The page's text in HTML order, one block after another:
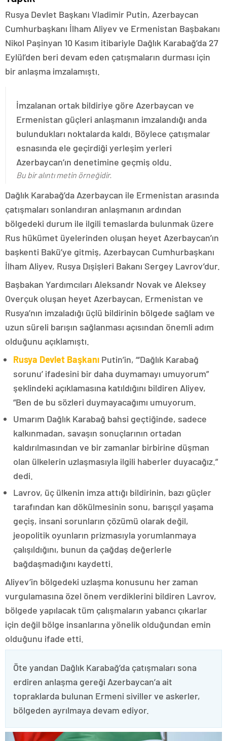
Rusya Devlet Başkanı Vladimir Putin, Azerbaycan
Cumhurbaşkanı İlham Aliyev ve Ermenistan Başbakanı
Nikol Paşinyan 10 Kasım itibariyle Dağlık Karabağ’da 27
Eylül’den beri devam eden çatışmaların durması için
bir anlaşma imzalamıştı.
İmzalanan ortak bildiriye göre Azerbaycan ve
Ermenistan güçleri anlaşmanın imzalandığı anda
bulundukları noktalarda kaldı. Böylece çatışmalar
esnasında ele geçirdiği yerleşim yerleri
Azerbaycan’ın denetimine geçmiş oldu.
Bu bir alıntı metin örneğidir.
Dağlık Karabağ’da Azerbaycan ile Ermenistan arasında
çatışmaları sonlandıran anlaşmanın ardından
bölgedeki durum ile ilgili temaslarda bulunmak üzere
Rus hükümet üyelerinden oluşan heyet Azerbaycan’ın
başkenti Bakü’ye gitmiş, Azerbaycan Cumhurbaşkanı
İlham Aliyev, Rusya Dışişleri Bakanı Sergey Lavrov’dur.
Başbakan Yardımcıları Aleksandr Novak ve Aleksey
Overçuk oluşan heyet Azerbaycan, Ermenistan ve
Rusya’nın imzaladığı üçlü bildirinin bölgede sağlam ve
uzun süreli barışın sağlanması açısından önemli adım
olduğunu açıklamıştı.
Rusya Devlet Başkanı Putin’in, “‘Dağlık Karabağ
sorunu’ ifadesini bir daha duymamayı umuyorum”
şeklindeki açıklamasına katıldığını bildiren Aliyev,
“Ben de bu sözleri duymayacağımı umuyorum.
Umarım Dağlık Karabağ bahsi geçtiğinde, sadece
kalkınmadan, savaşın sonuçlarının ortadan
kaldırılmasından ve bir zamanlar birbirine düşman
olan ülkelerin uzlaşmasıyla ilgili haberler duyacağız.”
dedi.
Lavrov, üç ülkenin imza attığı bildirinin, bazı güçler
tarafından kan dökülmesinin sonu, barışçıl yaşama
geçiş, insani sorunların çözümü olarak değil,
jeopolitik oyunların prizmasıyla yorumlanmaya
çalışıldığını, bunun da çağdaş değerlerle
bağdaşmadığını kaydetti.
Aliyev’in bölgedeki uzlaşma konusunu her zaman
vurgulamasına özel önem verdiklerini bildiren Lavrov,
bölgede yapılacak tüm çalışmaların yabancı çıkarlar
için değil bölge insanlarına yönelik olduğundan emin
olduğunu ifade etti.
Öte yandan Dağlık Karabağ’da çatışmaları sona
erdiren anlaşma gereği Azerbaycan’a ait
topraklarda bulunan Ermeni siviller ve askerler,
bölgeden ayrılmaya devam ediyor.